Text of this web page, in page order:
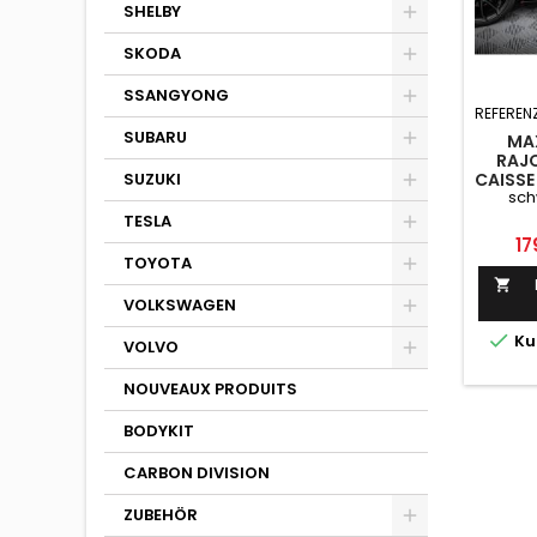
SHELBY
SKODA
SSANGYONG
SUBARU
SUZUKI
TESLA
TOYOTA
VOLKSWAGEN
VOLVO
NOUVEAUX PRODUITS
BODYKIT
CARBON DIVISION
ZUBEHÖR
/

